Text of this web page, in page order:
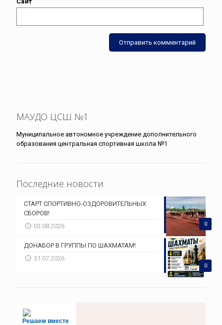
МАУДО ЦСШ №1
Муниципальное автономное учреждение дополнительного
образования центральная спортивная школа №1
Последние новости
0
СТАРТ СПОРТИВНО-ОЗДОРОВИТЕЛЬНЫХ
СБОРОВ!
03.08.2026
0
ДОНАБОР В ГРУППЫ ПО ШАХМАТАМ!
31.07.2026
Решаем вместе